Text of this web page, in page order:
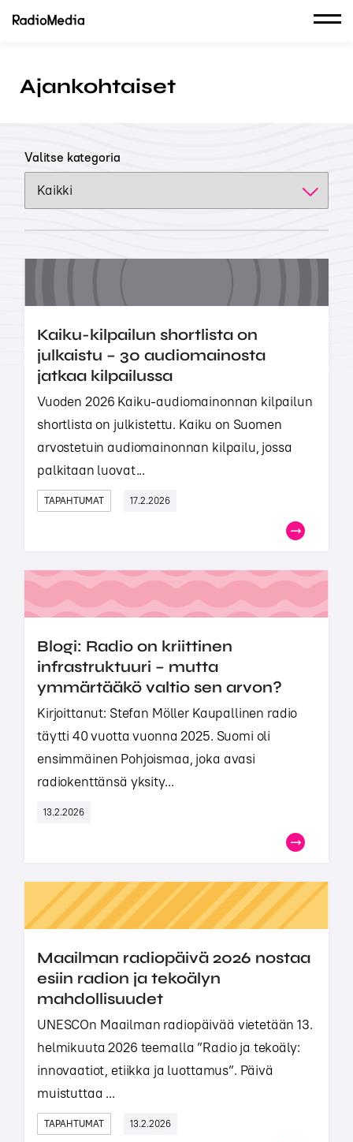
Ajankohtaiset
Valitse kategoria
Kaiku-kilpailun shortlista on
julkaistu – 30 audiomainosta
jatkaa kilpailussa
Vuoden 2026 Kaiku-audiomainonnan kilpailun
shortlista on julkistettu. Kaiku on Suomen
arvostetuin audiomainonnan kilpailu, jossa
palkitaan luovat...
TAPAHTUMAT 17.2.2026
Blogi: Radio on kriittinen
infrastruktuuri – mutta
ymmärtääkö valtio sen arvon?
Kirjoittanut: Stefan Möller Kaupallinen radio
täytti 40 vuotta vuonna 2025. Suomi oli
ensimmäinen Pohjoismaa, joka avasi
radiokenttänsä yksity...
13.2.2026
Maailman radiopäivä 2026 nostaa
esiin radion ja tekoälyn
mahdollisuudet
UNESCOn Maailman radiopäivää vietetään 13.
helmikuuta 2026 teemalla ”Radio ja tekoäly:
innovaatiot, etiikka ja luottamus”. Päivä
muistuttaa ...
TAPAHTUMAT 13.2.2026